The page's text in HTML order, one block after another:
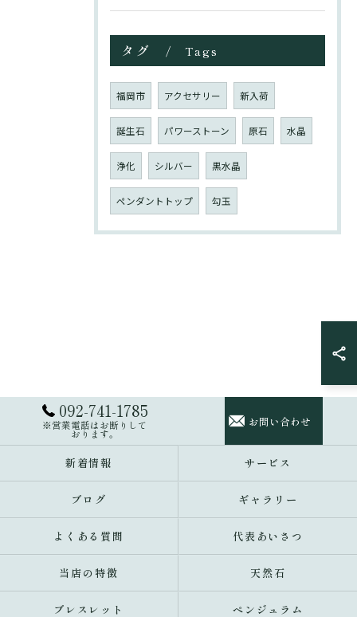
タグ Tags
福岡市 アクセサリー 新入荷
誕生石 パワーストーン 原石 水晶
浄化 シルバー 黒水晶
ペンダントトップ 勾玉
092-741-1785
※営業電話はお断りして
おります。
お問い合わせ
新着情報 サービス
ブログ ギャラリー
よくある質問 代表あいさつ
当店の特徴 天然石
ブレスレット ペンジュラム